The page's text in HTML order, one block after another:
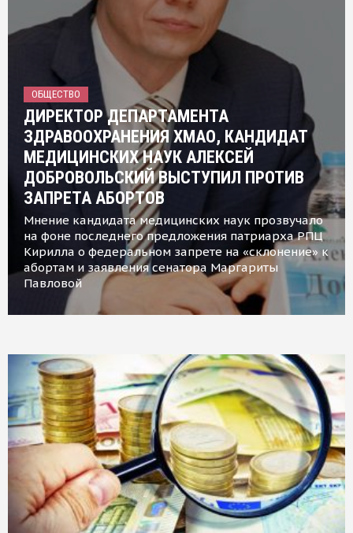
ОБЩЕСТВО
ДИРЕКТОР ДЕПАРТАМЕНТА
ЗДРАВООХРАНЕНИЯ ХМАО, КАНДИДАТ
МЕДИЦИНСКИХ НАУК АЛЕКСЕЙ
ДОБРОВОЛЬСКИЙ ВЫСТУПИЛ ПРОТИВ
ЗАПРЕТА АБОРТОВ
Мнение кандидата медицинских наук прозвучало
на фоне последнего предложения патриарха РПЦ
Кирилла о федеральном запрете на «склонение» к
абортам и заявления сенатора Маргариты
Павловой